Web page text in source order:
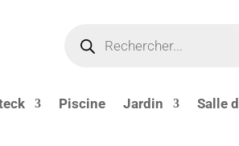
produits
Piscine Jardin Salle